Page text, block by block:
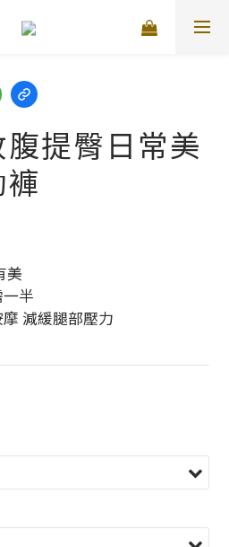
提臀日常美
美
半
減緩腿部壓力